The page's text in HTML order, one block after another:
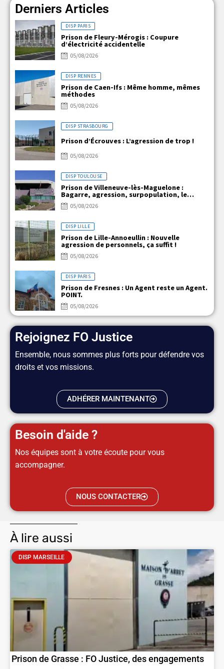
Derniers Articles
DISP PARIS
Prison de Fleury-Mérogis : Coupure
d’électricité accidentelle
05/08/2026
DISP RENNES
Prison de Caen-Ifs : Même homme, mêmes
méthodes
05/08/2026
DISP STRASBOURG
Prison d’Écrouves : L’agression de trop !
05/08/2026
DISP TOULOUSE
Prison de Villeneuve-lès-Maguelone :
Bagarre, agression, surpopulation, le
quotidien explosif de VLM !!!
05/08/2026
DISP LILLE
Prison de Lille-Annoeullin : Nouvelle
agression de personnels, ça suffit !
05/08/2026
DISP PARIS
Prison de Fresnes : Un Agent reste un Agent.
POINT.
05/08/2026
Rejoignez FO Justice
Ensemble, nous sommes plus forts pour défendre vos
droits et vos missions.
ADHÉRER MAINTENANT
Besoin d'aide ?
Nos équipes sont à votre écoute pour vous
accompagner.
NOUS CONTACTER
À lire aussi
DISP MARSEILLE
Prison de Grasse : FO Justice, des engagements